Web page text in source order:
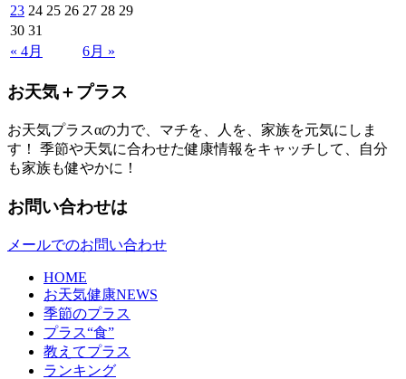
« 4月 6月 »
23 24 25 26 27 28 29
30 31
お天気＋プラス
お天気プラスαの力で、マチを、人を、家族を元気にしま
す！ 季節や天気に合わせた健康情報をキャッチして、自分
も家族も健やかに！
お問い合わせは
メールでのお問い合わせ
HOME
お天気健康NEWS
季節のプラス
プラス“食”
教えてプラス
ランキング